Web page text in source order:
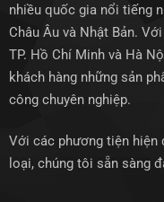
nhiều quốc gia nổi tiếng
Châu Âu và Nhật Bản.
TP. Hồ Chí Minh và Hà
khách hàng những sản
công chuyên nghiệp.
Với các phương tiện hiện
loại, chúng tôi sẵn sàng